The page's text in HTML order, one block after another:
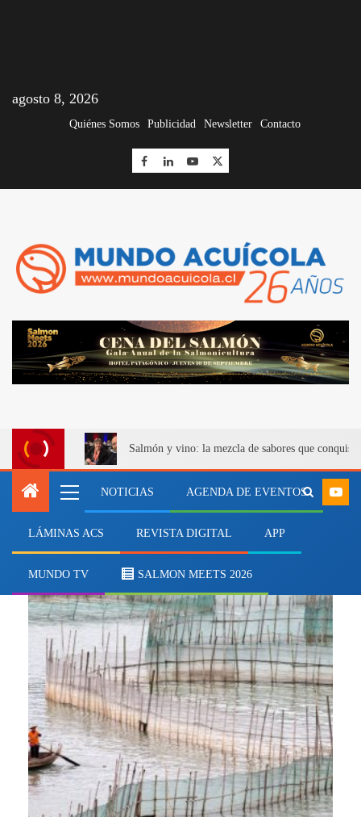
agosto 8, 2026
Quiénes Somos Publicidad Newsletter Contacto
Salmón y vino: la mezcla de sabores que
NOTICIAS AGENDA DE EVENTOS
LÁMINAS ACS REVISTA DIGITAL APP
MUNDO TV SALMON MEETS 2026
nutrición acuícola